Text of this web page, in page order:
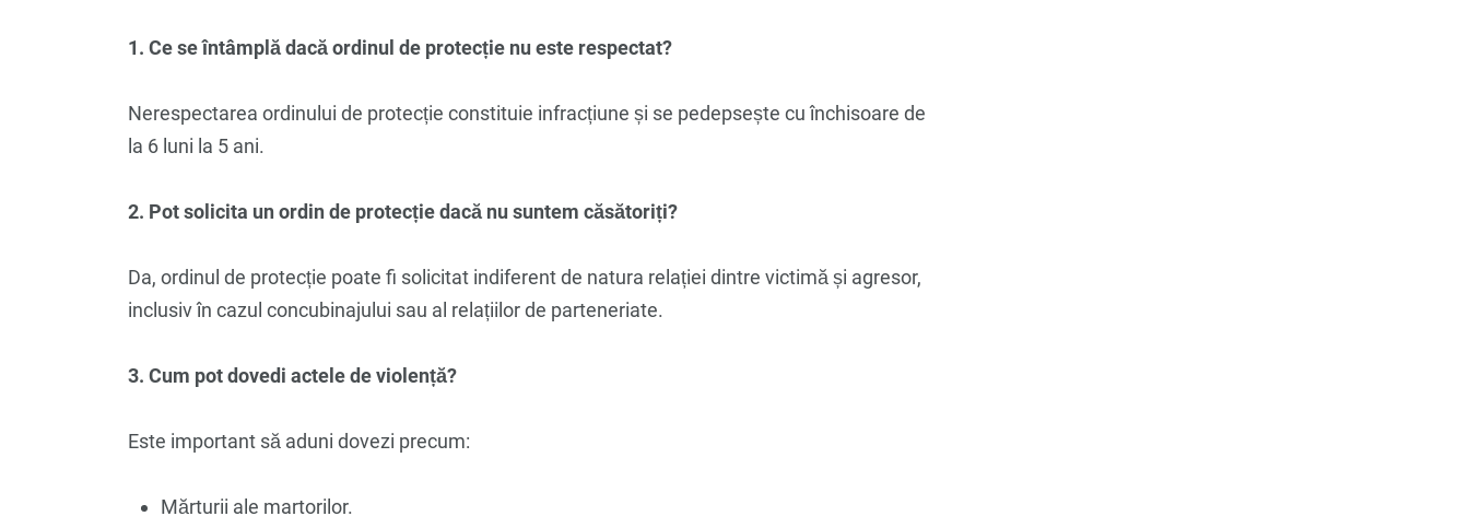
1. Ce se întâmplă dacă ordinul de protecție nu este respectat?
Nerespectarea ordinului de protecție constituie infracțiune și se pedepsește cu închisoare de
la 6 luni la 5 ani.
2. Pot solicita un ordin de protecție dacă nu suntem căsătoriți?
Da, ordinul de protecție poate fi solicitat indiferent de natura relației dintre victimă și agresor,
inclusiv în cazul concubinajului sau al relațiilor de parteneriate.
3. Cum pot dovedi actele de violență?
Este important să aduni dovezi precum:
Mărturii ale martorilor.